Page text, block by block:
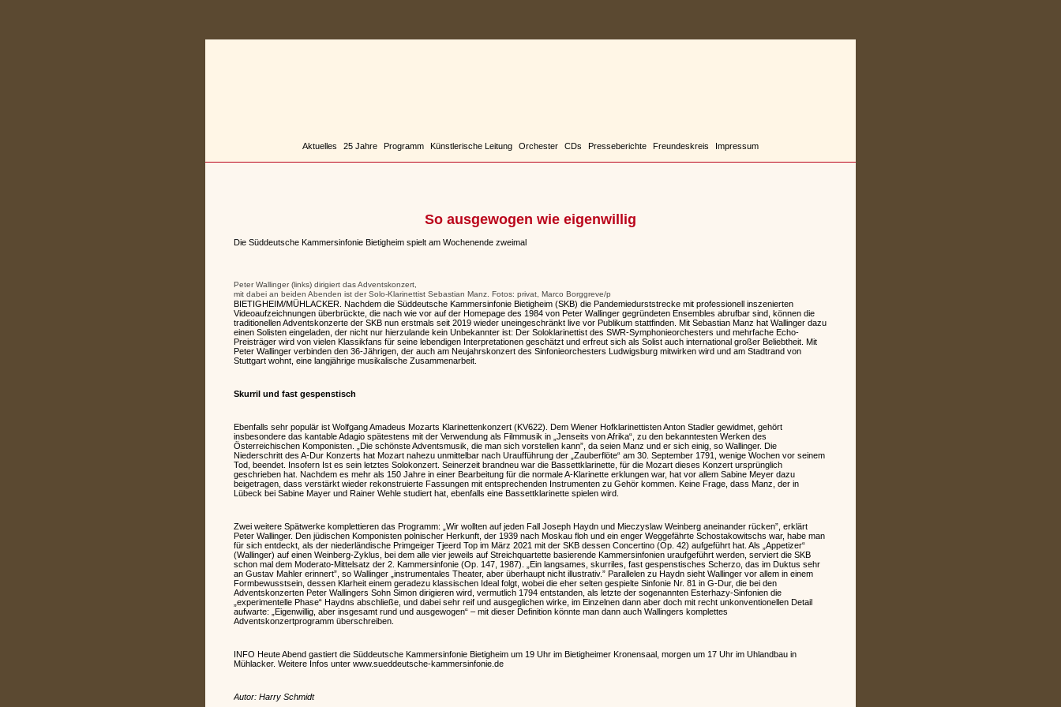
Aktuelles 25 Jahre Programm Künstlerische Leitung Orchester CDs Presseberichte Freundeskreis Impressum
So ausgewogen wie eigenwillig
Die Süddeutsche Kammersinfonie Bietigheim spielt am Wochenende zweimal
Peter Wallinger (links) dirigiert das Adventskonzert,
mit dabei an beiden Abenden ist der Solo-Klarinettist Sebastian Manz. Fotos: privat, Marco Borggreve/p
BIETIGHEIM/MÜHLACKER. Nachdem die Süddeutsche Kammersinfonie Bietigheim (SKB) die Pandemiedurststrecke mit professionell inszenierten
Videoaufzeichnungen überbrückte, die nach wie vor auf der Homepage des 1984 von Peter Wallinger gegründeten Ensembles abrufbar sind, können die
traditionellen Adventskonzerte der SKB nun erstmals seit 2019 wieder uneingeschränkt live vor Publikum stattfinden. Mit Sebastian Manz hat Wallinger dazu
einen Solisten eingeladen, der nicht nur hierzulande kein Unbekannter ist: Der Soloklarinettist des SWR-Symphonieorchesters und mehrfache Echo-
Preisträger wird von vielen Klassikfans für seine lebendigen Interpretationen geschätzt und erfreut sich als Solist auch international großer Beliebtheit. Mit
Peter Wallinger verbinden den 36-Jährigen, der auch am Neujahrskonzert des Sinfonieorchesters Ludwigsburg mitwirken wird und am Stadtrand von
Stuttgart wohnt, eine langjährige musikalische Zusammenarbeit.
Skurril und fast gespenstisch
Ebenfalls sehr populär ist Wolfgang Amadeus Mozarts Klarinettenkonzert (KV622). Dem Wiener Hofklarinettisten Anton Stadler gewidmet, gehört
insbesondere das kantable Adagio spätestens mit der Verwendung als Filmmusik in „Jenseits von Afrika“, zu den bekanntesten Werken des
Österreichischen Komponisten. „Die schönste Adventsmusik, die man sich vorstellen kann”, da seien Manz und er sich einig, so Wallinger. Die
Niederschritt des A-Dur Konzerts hat Mozart nahezu unmittelbar nach Uraufführung der „Zauberflöte“ am 30. September 1791, wenige Wochen vor seinem
Tod, beendet. Insofern Ist es sein letztes Solokonzert. Seinerzeit brandneu war die Bassettklarinette, für die Mozart dieses Konzert ursprünglich
geschrieben hat. Nachdem es mehr als 150 Jahre in einer Bearbeitung für die normale A-Klarinette erklungen war, hat vor allem Sabine Meyer dazu
beigetragen, dass verstärkt wieder rekonstruierte Fassungen mit entsprechenden Instrumenten zu Gehör kommen. Keine Frage, dass Manz, der in
Lübeck bei Sabine Mayer und Rainer Wehle studiert hat, ebenfalls eine Bassettklarinette spielen wird.
Zwei weitere Spätwerke komplettieren das Programm: „Wir wollten auf jeden Fall Joseph Haydn und Mieczyslaw Weinberg aneinander rücken”, erklärt
Peter Wallinger. Den jüdischen Komponisten polnischer Herkunft, der 1939 nach Moskau floh und ein enger Weggefährte Schostakowitschs war, habe man
für sich entdeckt, als der niederländische Primgeiger Tjeerd Top im März 2021 mit der SKB dessen Concertino (Op. 42) aufgeführt hat. Als „Appetizer“
(Wallinger) auf einen Weinberg-Zyklus, bei dem alle vier jeweils auf Streichquartette basierende Kammersinfonien uraufgeführt werden, serviert die SKB
schon mal dem Moderato-Mittelsatz der 2. Kammersinfonie (Op. 147, 1987). „Ein langsames, skurriles, fast gespenstisches Scherzo, das im Duktus sehr
an Gustav Mahler erinnert”, so Wallinger „instrumentales Theater, aber überhaupt nicht illustrativ.” Parallelen zu Haydn sieht Wallinger vor allem in einem
Formbewusstsein, dessen Klarheit einem geradezu klassischen Ideal folgt, wobei die eher selten gespielte Sinfonie Nr. 81 in G-Dur, die bei den
Adventskonzerten Peter Wallingers Sohn Simon dirigieren wird, vermutlich 1794 entstanden, als letzte der sogenannten Esterhazy-Sinfonien die
„experimentelle Phase“ Haydns abschließe, und dabei sehr reif und ausgeglichen wirke, im Einzelnen dann aber doch mit recht unkonventionellen Detail
aufwarte: „Eigenwillig, aber insgesamt rund und ausgewogen“ – mit dieser Definition könnte man dann auch Wallingers komplettes
Adventskonzertprogramm überschreiben.
INFO Heute Abend gastiert die Süddeutsche Kammersinfonie Bietigheim um 19 Uhr im Bietigheimer Kronensaal, morgen um 17 Uhr im Uhlandbau in
Mühlacker. Weitere Infos unter www.sueddeutsche-kammersinfonie.de
Autor: Harry Schmidt